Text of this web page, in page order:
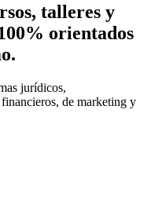
talleres y
orientados
jurídicos,
de marketing y